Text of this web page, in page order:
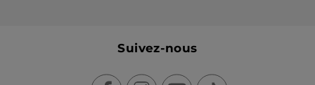
Suivez-nous